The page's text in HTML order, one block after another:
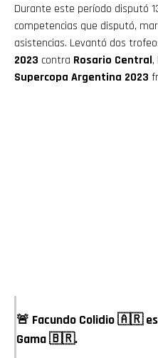
Durante este período disputó
competencias que disputó,
asistencias. Levantó dos
2023 contra Rosario Central,
Supercopa Argentina 2023
🚨 Facundo Colidio 🇦🇷 es
Gama 🇧🇷.